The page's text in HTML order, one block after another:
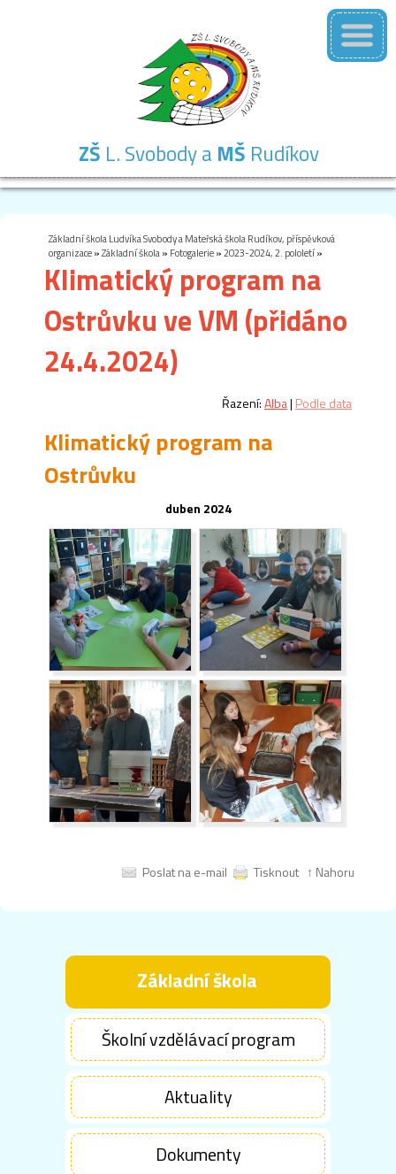
ZŠ L. Svobody a MŠ Rudíkov
Základní škola Ludvíka Svobody a Mateřská škola Rudíkov, příspěvková
organizace»Základní škola» Fotogalerie»2023-2024, 2. pololetí»
Klimatický program na
Ostrůvku ve VM (přidáno
24.4.2024)
Řazení:Alba| Podle data
Klimatický program na
Ostrůvku
duben 2024
Poslat na e-mail Tisknout ↑ Nahoru
Základní škola
Školní vzdělávací program
Aktuality
Dokumenty